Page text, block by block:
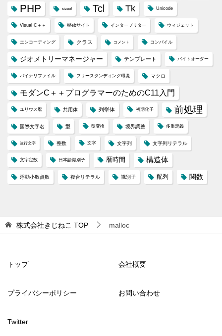
PHP sizeof Tcl Tk Unicode
Visual C＋＋ Webサイト インタープリター ウィジェット
エンコーディング クラス コメント コンパイル
ジオメトリーマネージャー テンプレート バイトオーダー
バイナリファイル フリースタンディング環境 マクロ
モダンC＋＋プログラマーのためのC11入門
ユリウス暦 共用体 列挙体 初期化子 前処理
国際文字名 型 型変換 境界調整 多重定義
改行文字 整数 文字 文字列 文字列リテラル
文字定数 日本語識別子 暦時間 構造体
浮動小数点数 複合リテラル 識別子 配列 関数
株式会社きじねこ TOP malloc
トップ 会社概要
プライバシーポリシー お問い合わせ
Twitter